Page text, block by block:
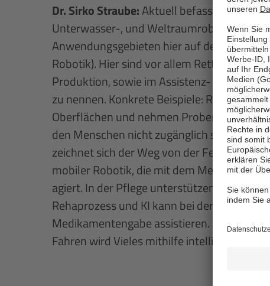
Dr. Sirko Straube:Aktuell befassen wir uns
Unterwasser-, und Weltraumrobotik,
Anwendungsgebieten hier auf der Erde
Robotik). Hier sind vor allem
Produktion, sowie im Assistenz- und
zu nennen. Konkrete Beispiele: Roboter
Oberflächen und nehmen Proben in
den Menschen nicht zugänglich sind. In der
zeichnet sich der Weg von der
mobiler Robotik, die mit dem Menschen als
agiert. In der Pflege unterstützen
Rehaprozess und KI kann bei der Diagnose
Medikamentengabe assistieren. Auch
Fahren wird Vieles mithilfe intelligenter